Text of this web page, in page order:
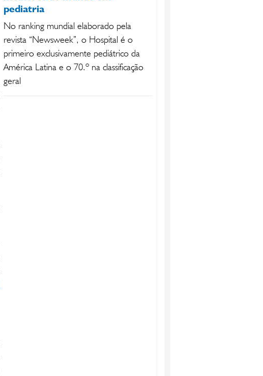
pediatria
No ranking mundial elaborado pela
revista “Newsweek”, o Hospital é o
primeiro exclusivamente pediátrico da
América Latina e o 70.º na classificação
geral